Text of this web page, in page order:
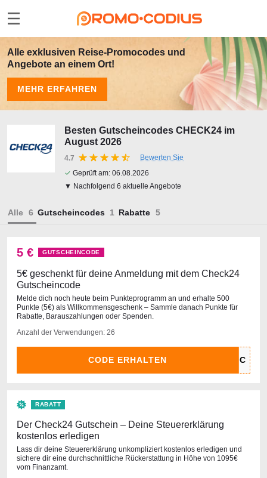
Alle exklusiven Reise-Promocodes und
Angebote an einem Ort!
MEHR ERFAHREN
Besten Gutscheincodes CHECK24 im
August 2026
4.7
Bewerten Sie
✓ Geprüft am: 06.08.2026
▼ Nachfolgend 6 aktuelle Angebote
Alle Gutscheincodes Rabatte
5 € GUTSCHEINCODE
5€ geschenkt für deine Anmeldung mit dem Check24
Gutscheincode
Melde dich noch heute beim Punkteprogramm an und erhalte 500
Punkte (5€) als Willkommensgeschenk – Sammle danach Punkte für
Rabatte, Barauszahlungen oder Spenden.
Anzahl der Verwendungen: 26
CODE ERHALTEN
RABATT
Der Check24 Gutschein – Deine Steuererklärung
kostenlos erledigen
Lass dir deine Steuererklärung unkompliziert kostenlos erledigen und
sichere dir eine durchschnittliche Rückerstattung in Höhe von 1095€
vom Finanzamt.